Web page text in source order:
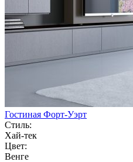
Гостиная Форт-Уэрт
Стиль:
Хай-тек
Цвет:
Венге